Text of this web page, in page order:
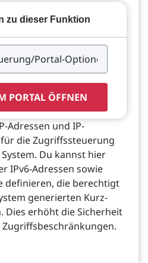
zu dieser Funktion
PORTAL ÖFFNEN
Adressen und IP-
die Zugriffssteuerung
Du kannst hier
IPv6-Adressen sowie
definieren, die berechtigt
generierten Kurz-
Dies erhöht die Sicherheit